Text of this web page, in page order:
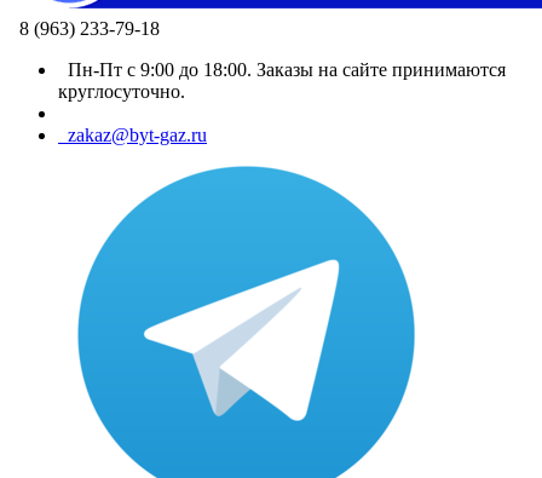
8 (963) 233-79-18
Пн-Пт с 9:00 до 18:00. Заказы на сайте принимаются
круглосуточно.
zakaz@byt-gaz.ru